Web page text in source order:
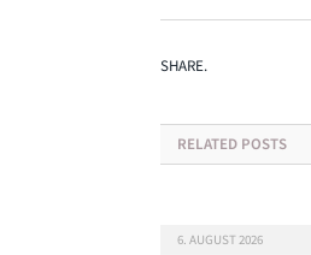
SHARE.
RELATED POSTS
6. AUGUST 2026